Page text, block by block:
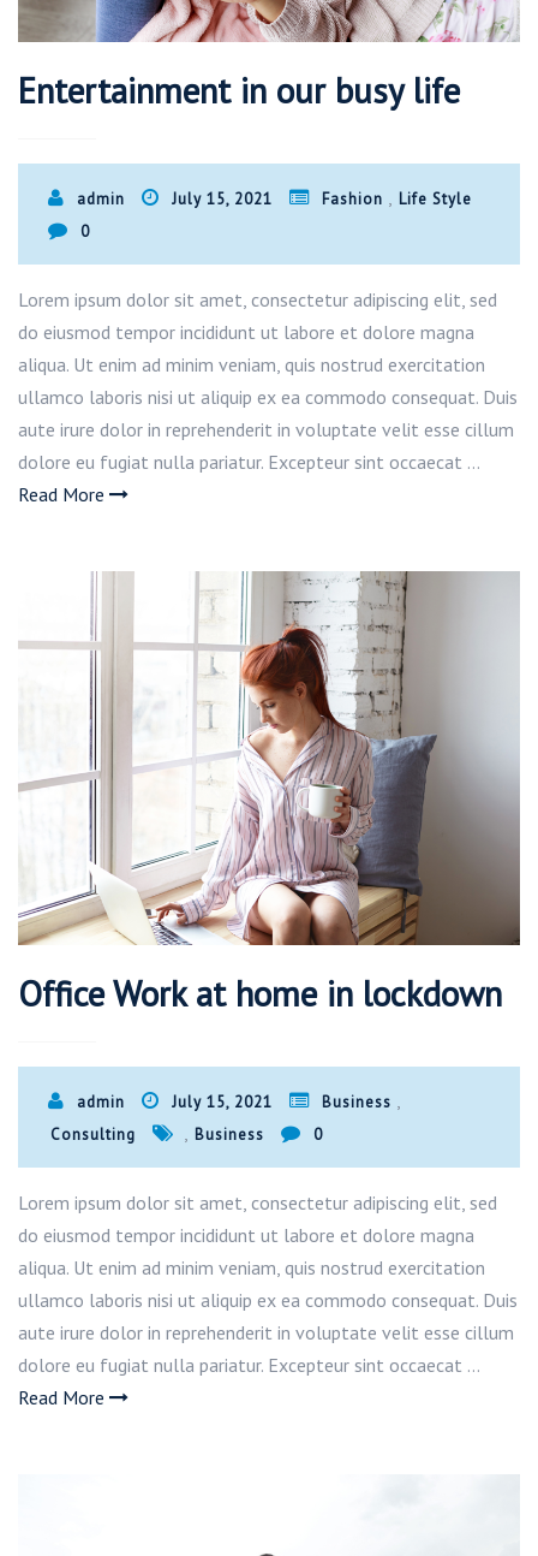
Entertainment in our busy life
admin July 15, 2021 Fashion
Life Style
0
Lorem ipsum dolor sit amet, consectetur adipiscing elit, sed
do eiusmod tempor incididunt ut labore et dolore magna
aliqua. Ut enim ad minim veniam, quis nostrud exercitation
ullamco laboris nisi ut aliquip ex ea commodo consequat. Duis
aute irure dolor in reprehenderit in voluptate velit esse cillum
dolore eu fugiat nulla pariatur. Excepteur sint occaecat …
Read More
Office Work at home in lockdown
admin July 15, 2021 Business ,
Consulting , Business 0
Lorem ipsum dolor sit amet, consectetur adipiscing elit, sed
do eiusmod tempor incididunt ut labore et dolore magna
aliqua. Ut enim ad minim veniam, quis nostrud exercitation
ullamco laboris nisi ut aliquip ex ea commodo consequat. Duis
aute irure dolor in reprehenderit in voluptate velit esse cillum
dolore eu fugiat nulla pariatur. Excepteur sint occaecat …
Read More